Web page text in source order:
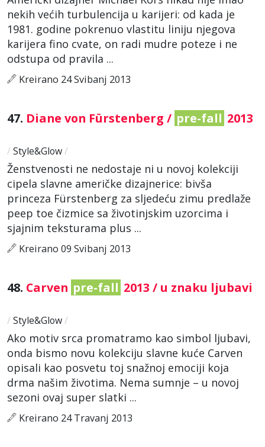
nekih većih turbulencija u karijeri: od kada je
1981. godine pokrenuo vlastitu liniju njegova
karijera fino cvate, on radi mudre poteze i ne
odstupa od pravila ...
Kreirano 24 Svibanj 2013
47. Diane von Fürstenberg / pre-fall 2013
/ Style&Glow/
Ženstvenosti ne nedostaje ni u novoj kolekciji
cipela slavne američke dizajnerice: bivša
princeza Fürstenberg za sljedeću zimu predlaže
peep toe čizmice sa životinjskim uzorcima i
sjajnim teksturama plus ...
Kreirano 09 Svibanj 2013
48. Carven pre-fall 2013 / u znaku ljubavi
/ Style&Glow/
Ako motiv srca promatramo kao simbol ljubavi,
onda bismo novu kolekciju slavne kuće Carven
opisali kao posvetu toj snažnoj emociji koja
drma našim životima. Nema sumnje – u novoj
sezoni ovaj super slatki ...
Kreirano 24 Travanj 2013